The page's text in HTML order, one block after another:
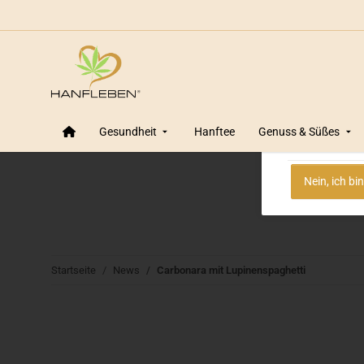
Gesundheit Hanftee Genuss & Süßes
Startseite News Carbonara mit Lupinenspaghetti
Nein, ich